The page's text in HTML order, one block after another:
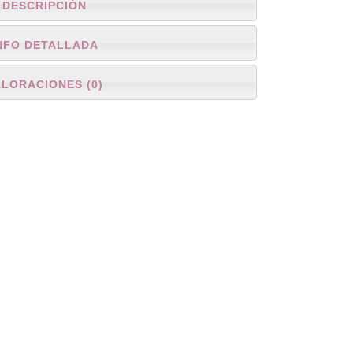
DESCRIPCIÓN
DETALLADA
(0)